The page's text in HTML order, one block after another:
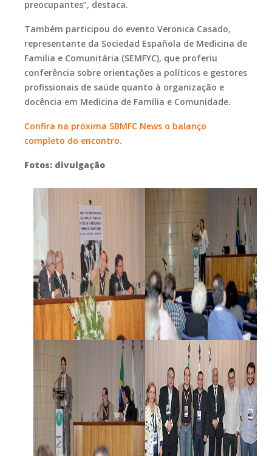
preocupantes”, destaca.
Também participou do evento Veronica Casado,
representante da Sociedad Española de Medicina de
Familia e Comunitária (SEMFYC), que proferiu
conferência sobre orientações a políticos e gestores
profissionais de saúde quanto à organização e
docência em Medicina de Família e Comunidade.
Confira na próxima SBMFC News o balanço
completo do encontro.
Fotos: divulgação